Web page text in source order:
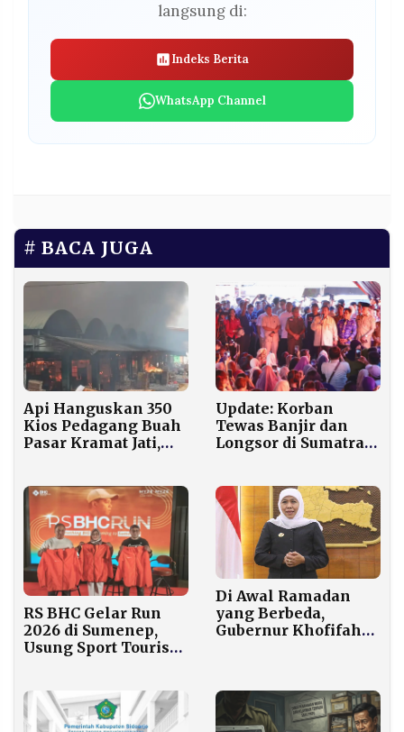
langsung di:
Indeks Berita
WhatsApp Channel
BACA JUGA
Api Hanguskan 350
Kios Pedagang Buah
Pasar Kramat Jati,
Update: Korban
Tewas Banjir dan
Longsor di Sumatra
RS BHC Gelar Run
2026 di Sumenep,
Usung Sport Tourism
Di Awal Ramadan
yang Berbeda,
Gubernur Khofifah
Timur